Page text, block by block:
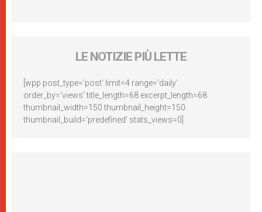
LE NOTIZIE PIÙ LETTE
[wpp post_type='post' limit=4 range='daily'
order_by='views' title_length=68 excerpt_length=68
thumbnail_width=150 thumbnail_height=150
thumbnail_build='predefined' stats_views=0]